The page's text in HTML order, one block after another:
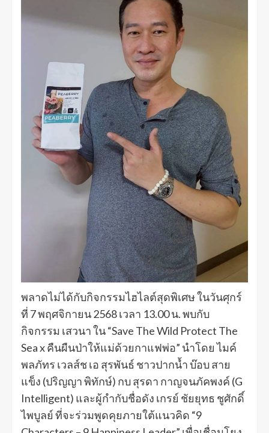
พลาดไม่ได้กับกิจกรรมไฮไลต์สุดพิเศษ ในวันศุกร์
ที่ 7 พฤศจิกายน 2568 เวลา 13.00 น. พบกับ
กิจกรรม เสวนา ใน “Save The Wild Protect The
Sea x คืนผืนป่าให้แม่ด้วยกาแฟพ่อ” นำโดย ไมค์
พลภัทร เวลส์ช เอ สุรพันธ์ ชาวปากน้ำ บ๊อบ สาย
แข็ง (ปริญญา พิทักษ์) กบ สุรดา กาญจนภัคพงค์ (G
Intelligent) และผู้กำกับชื่อดัง เกรย์ ชัยยุทธ ชูศักดิ์
ไพบูลย์ ที่จะร่วมพูดคุยภายใต้แนวคิด “9